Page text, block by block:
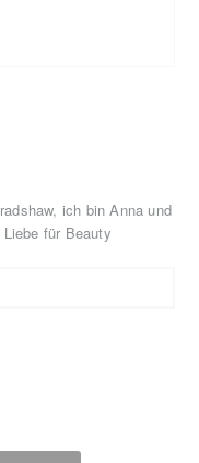
ich bin Anna und
für Beauty